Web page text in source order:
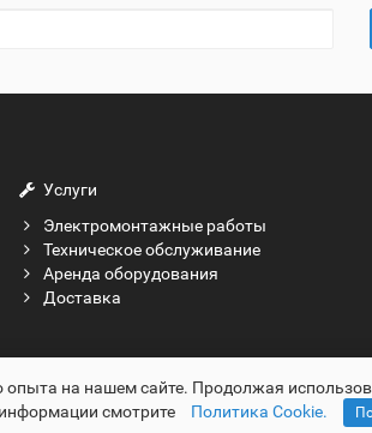
Услуги
Электромонтажные работы
Техническое обслуживание
Аренда оборудования
Доставка
на нашем сайте. Продолжая
смотрите
Политика Cookie.